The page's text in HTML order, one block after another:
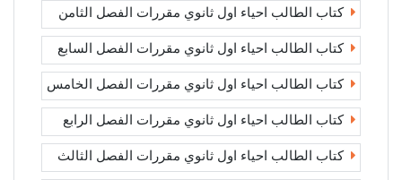
كتاب الطالب احياء اول ثانوي مقررات الفصل الثامن
كتاب الطالب احياء اول ثانوي مقررات الفصل السابع
كتاب الطالب احياء اول ثانوي مقررات الفصل الخامس
كتاب الطالب احياء اول ثانوي مقررات الفصل الرابع
كتاب الطالب احياء اول ثانوي مقررات الفصل الثالث